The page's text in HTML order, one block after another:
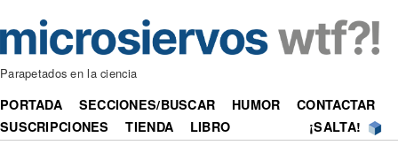
Parapetados en la ciencia
PORTADA SECCIONES/BUSCAR HUMOR
CONTACTAR
SUSCRIPCIONES
TIENDA LIBRO ¡SALTA!